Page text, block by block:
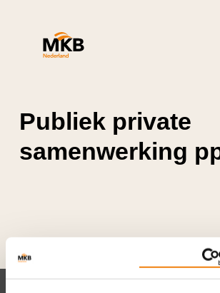
Publiek private
samenwerking